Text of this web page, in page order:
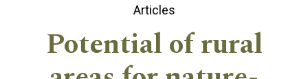
Articles
Potential of rural